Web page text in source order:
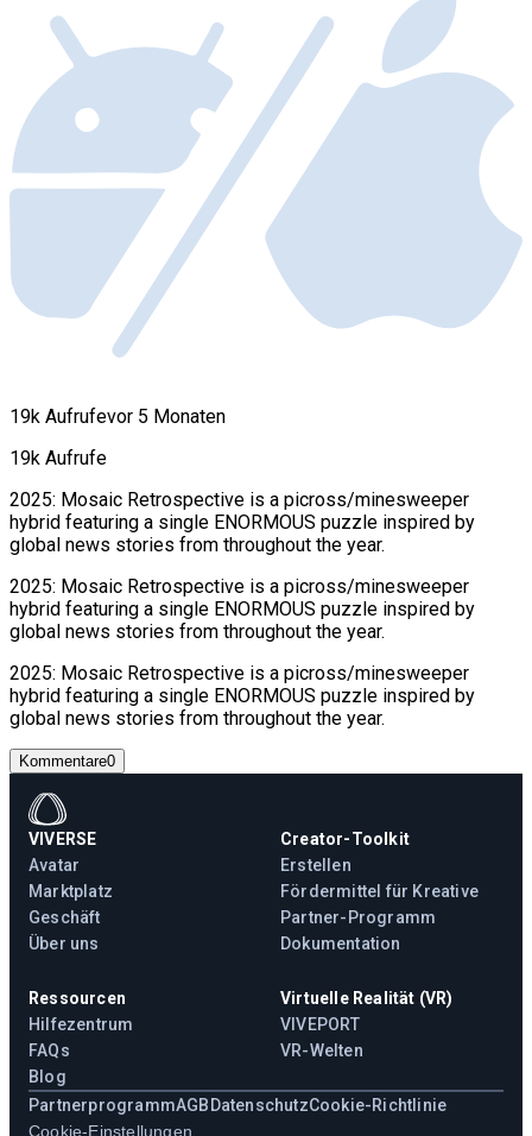
19k Aufrufevor 5 Monaten
19k Aufrufe
2025: Mosaic Retrospective is a picross/minesweeper
hybrid featuring a single ENORMOUS puzzle inspired by
global news stories from throughout the year.
2025: Mosaic Retrospective is a picross/minesweeper
hybrid featuring a single ENORMOUS puzzle inspired by
global news stories from throughout the year.
2025: Mosaic Retrospective is a picross/minesweeper
hybrid featuring a single ENORMOUS puzzle inspired by
global news stories from throughout the year.
Kommentare0
VIVERSE
Avatar
Marktplatz
Geschäft
Über uns
Creator-Toolkit
Erstellen
Fördermittel für Kreative
Partner-Programm
Dokumentation
Ressourcen
Hilfezentrum
FAQs
Blog
Virtuelle Realität (VR)
VIVEPORT
VR-Welten
PartnerprogrammAGB DatenschutzCookie-Richtlinie
Cookie-Einstellungen